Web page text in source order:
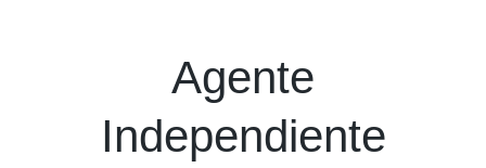
Agente
Independiente